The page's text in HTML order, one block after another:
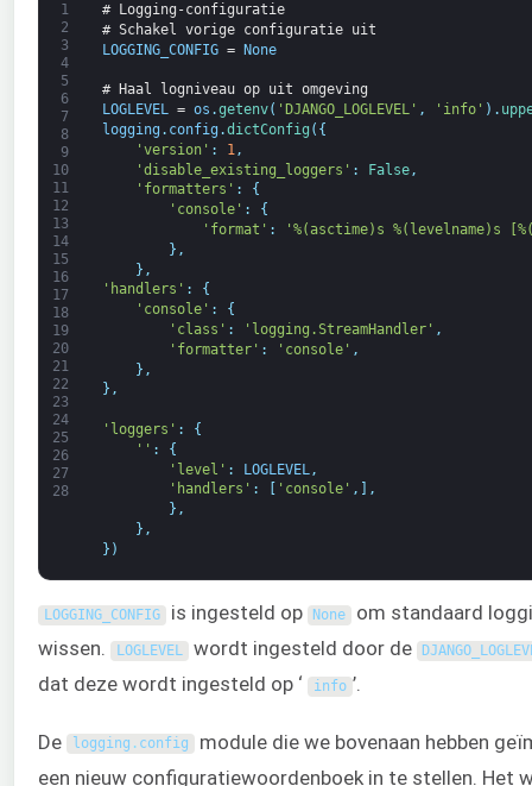
1
2
3
4
5
6
7
8
9
10
11
12
13
14
15
16
17
18
19
20
21
22
23
24
25
26
27
28
# Logging-configuratie
# Schakel vorige configuratie uit
LOGGING_CONFIG = None
# Haal logniveau op uit omgeving
LOGLEVEL = os .getenv( 'DJANGO_LOGLEVEL' , 'info' ) .
logging . config .dictConfig ( {
'version' : 1 ,
'disable_existing_loggers' : False,
'formatters' :
{
'console' :
{
'format' :
'%(asctime)s %(levelname)s
} ,
} ,
'handlers' :
{
'console' :
{
'class' : 'logging.StreamHandler' ,
'formatter' : 'console' ,
} ,
} ,
'loggers' :
{
'' :
{
'level' : LOGLEVEL ,
'handlers' : 'console' ,
,
} ,
} ,
} )
LOGGING_CONFIG is ingesteld op None
om standaard
wissen.
LOGLEVEL wordt ingesteld door de
dat deze wordt ingesteld op ‘ info ’.
De logging . config module die we bovenaan hebben
een nieuw configuratiewoordenboek in te stellen. Het